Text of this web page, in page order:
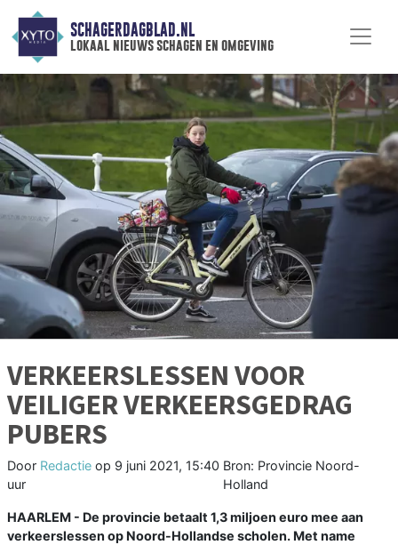
SCHAGERDAGBLAD.NL
lokaal nieuws schagen en omgeving
VERKEERSLESSEN VOOR
VEILIGER VERKEERSGEDRAG
PUBERS
Door Redactie op 9 juni 2021, 15:40
uur
Bron: Provincie Noord-
Holland
HAARLEM - De provincie betaalt 1,3 miljoen euro mee aan
verkeerslessen op Noord-Hollandse scholen. Met name